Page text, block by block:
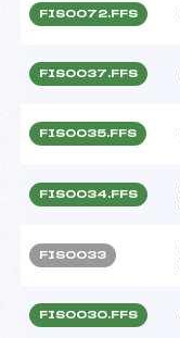
FIS0072.FFS
FIS0037.FFS
FIS0035.FFS
FIS0034.FFS
FIS0033
FIS0030.FFS